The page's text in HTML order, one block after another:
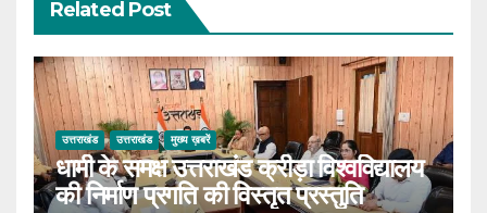
Related Post
उत्तराखंड उत्तराखंड मुख्य ख़बरें
धामी के समक्ष उत्तराखंड क्रीड़ा विश्वविद्यालय
की निर्माण प्रगति की विस्तृत प्रस्तुति